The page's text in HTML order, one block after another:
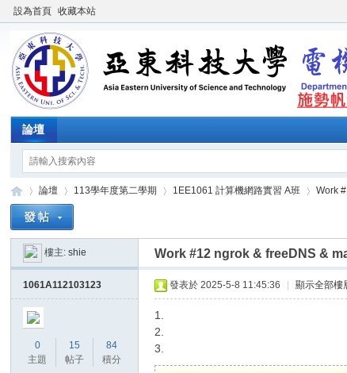
設為首頁 收藏本站
論壇
»
論壇
›
113學年度第二學期
›
1EE1061 計算機網路實習 A班
›
Work
樓主:shie Work #12 ngrok & freeDNS &
1061A112103123
0
主題
15
帖子
84
積分
發表於 2025-5-8 11:45:36 顯示全部樓
1.
2.
3.